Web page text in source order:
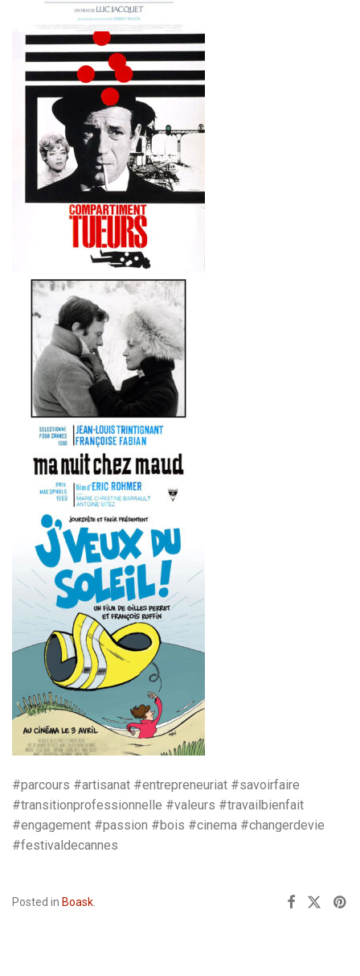
#parcours #artisanat #entrepreneuriat #savoirfaire
#transitionprofessionnelle #valeurs #travailbienfait
#engagement #passion #bois #cinema #changerdevie
#festivaldecannes
Posted in Boask